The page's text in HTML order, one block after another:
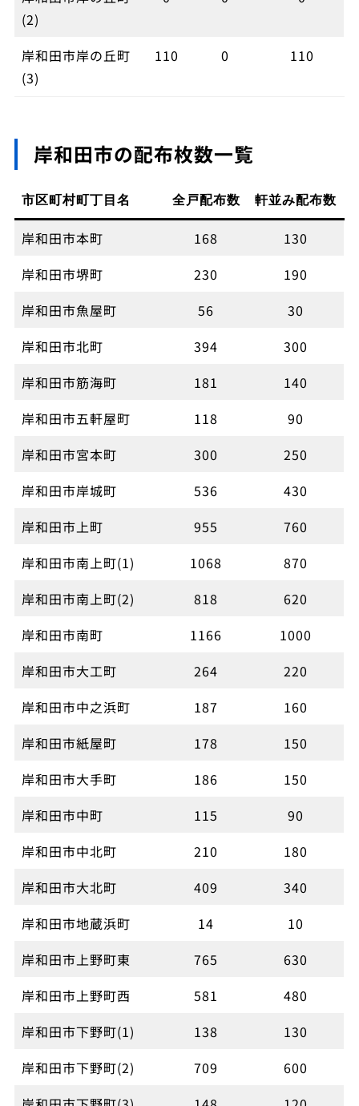
(2)
岸和田市岸の丘町
(3)
110 0 110
岸和田市の配布枚数一覧
市区町村町丁目名 全戸配布数 軒並み配布数
岸和田市本町 168
130
岸和田市堺町
230
190
岸和田市魚屋町
56
30
岸和田市北町
394
300
岸和田市筋海町
181
140
岸和田市五軒屋町
118
90
岸和田市宮本町
300
250
岸和田市岸城町
536
430
岸和田市上町
955
760
岸和田市南上町(1)
1068
870
岸和田市南上町(2)
818
620
岸和田市南町
1166
1000
岸和田市大工町
264
220
岸和田市中之浜町
187
160
岸和田市紙屋町
178
150
岸和田市大手町
186
150
岸和田市中町
115
90
岸和田市中北町
210
180
岸和田市大北町
409
340
岸和田市地蔵浜町
14
10
岸和田市上野町東
765
630
岸和田市上野町西
581
480
岸和田市下野町(1)
138
130
岸和田市下野町(2)
709
600